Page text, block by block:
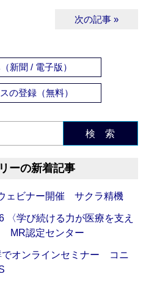
次の記事 »
新聞 / 電子版）
の登録（無料）
検 索
ーの新着記事
ェビナー開催 サクラ精機
〈学び続ける力が医療を支え
MR認定センター
でオンラインセミナー コニ